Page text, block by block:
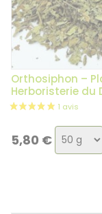
Orthosiphon –
Herboristerie du
5,80 € Choix
de